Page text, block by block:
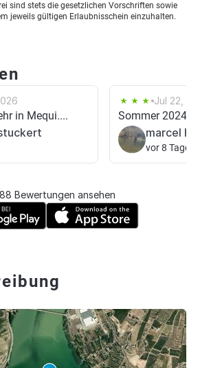
sind stets die gesetzlichen Vorschriften sowie
jeweils gültigen Erlaubnisschein einzuhalten.
in Mequi....
Jul 22,
Sommer 2024
marcel
vor 8 Tagen
Bewertungen ansehen